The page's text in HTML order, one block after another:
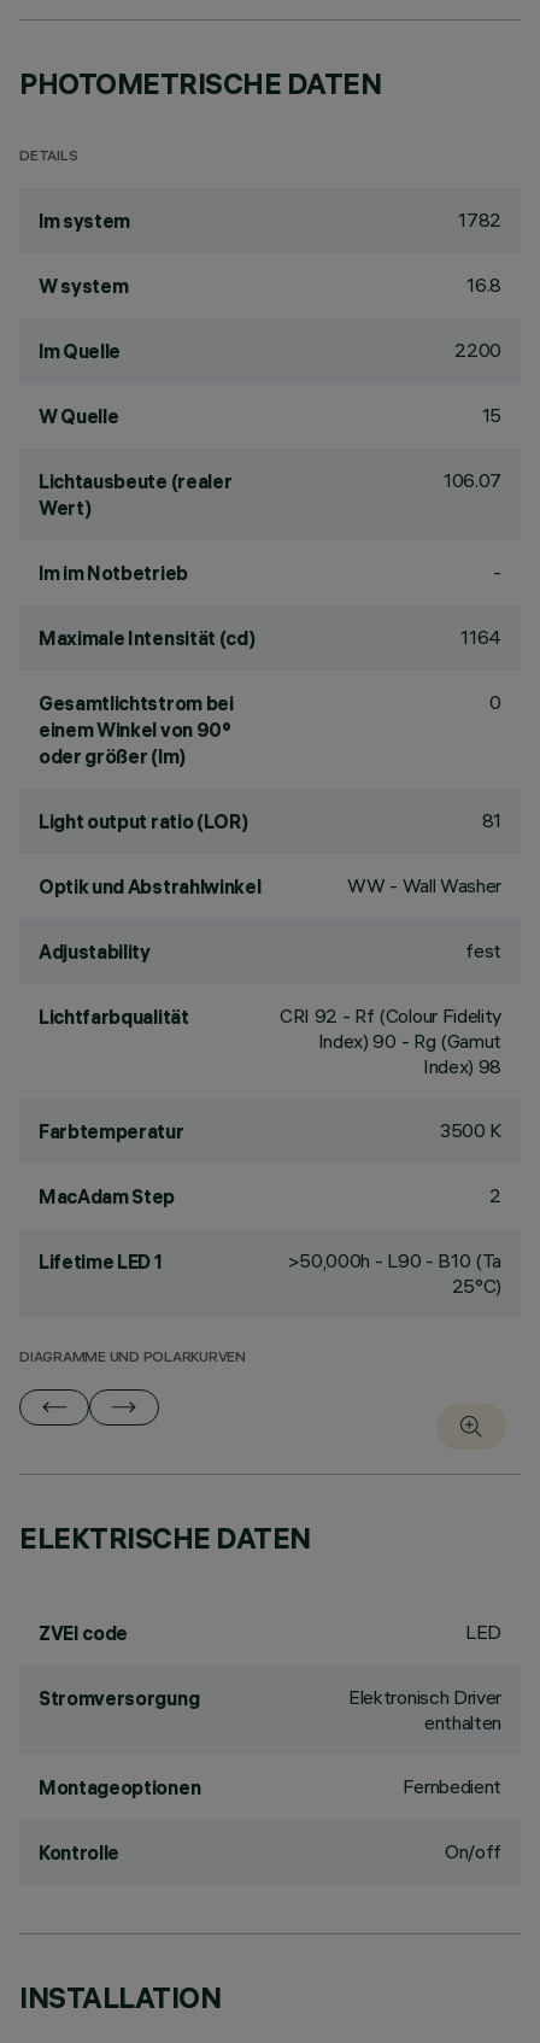
PHOTOMETRISCHE DATEN
DETAILS
lm system 1782
W system 16.8
lm Quelle 2200
W Quelle 15
Lichtausbeute (realer
Wert)
106.07
lm im Notbetrieb -
Maximale Intensität (cd) 1164
Gesamtlichtstrom bei
einem Winkel von 90°
oder größer (lm)
0
Light output ratio (LOR) 81
Optik und Abstrahlwinkel WW - Wall Washer
Adjustability fest
Lichtfarbqualität CRI 92 - Rf (Colour Fidelity
Index) 90 - Rg (Gamut
Index) 98
Farbtemperatur 3500 K
MacAdam Step 2
Lifetime LED 1
>50,000h - L90 - B10 (Ta
25°C)
DIAGRAMME UND POLARKURVEN
ELEKTRISCHE DATEN
ZVEI code LED
Stromversorgung
Elektronisch Driver
enthalten
Montageoptionen Fernbedient
Kontrolle On/off
INSTALLATION